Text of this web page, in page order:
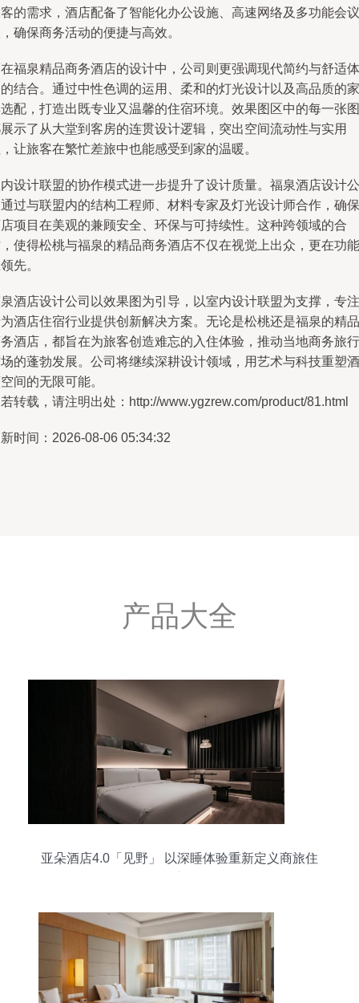
的需求，酒店配备了智能化办公设施、高速网络及多功能会议
确保商务活动的便捷与高效。
福泉精品商务酒店的设计中，公司则更强调现代简约与舒适体
结合。通过中性色调的运用、柔和的灯光设计以及高品质的家
配，打造出既专业又温馨的住宿环境。效果图区中的每一张图
示了从大堂到客房的连贯设计逻辑，突出空间流动性与实用
让旅客在繁忙差旅中也能感受到家的温暖。
设计联盟的协作模式进一步提升了设计质量。福泉酒店设计公
过与联盟内的结构工程师、材料专家及灯光设计师合作，确保
项目在美观的兼顾安全、环保与可持续性。这种跨领域的合
使得松桃与福泉的精品商务酒店不仅在视觉上出众，更在功能
先。
酒店设计公司以效果图为引导，以室内设计联盟为支撑，专注
酒店住宿行业提供创新解决方案。无论是松桃还是福泉的精品
酒店，都旨在为旅客创造难忘的入住体验，推动当地商务旅行
的蓬勃发展。公司将继续深耕设计领域，用艺术与科技重塑酒
间的无限可能。
转载，请注明出处：http://www.ygzrew.com/product/81.html
时间：2026-08-06 05:34:32
产品大全
亚朵酒店4.0「见野」 以深睡体验重新定义商旅住